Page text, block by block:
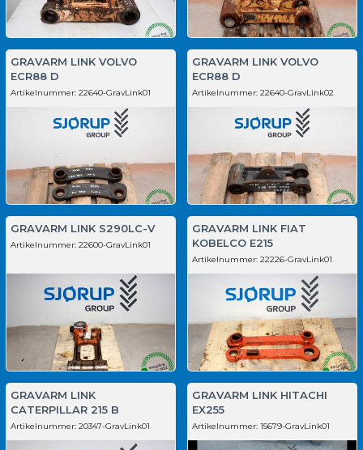
GRAVARM LINK VOLVO
ECR88 D
Artikelnummer: 22640-GravLink01
GRAVARM LINK VOLVO
ECR88 D
Artikelnummer: 22640-GravLink02
GRAVARM LINK S290LC-V
Artikelnummer: 22600-GravLink01
GRAVARM LINK FIAT
KOBELCO E215
Artikelnummer: 22226-GravLink01
GRAVARM LINK
CATERPILLAR 215 B
Artikelnummer: 20347-GravLink01
GRAVARM LINK HITACHI
EX255
Artikelnummer: 15679-GravLink01